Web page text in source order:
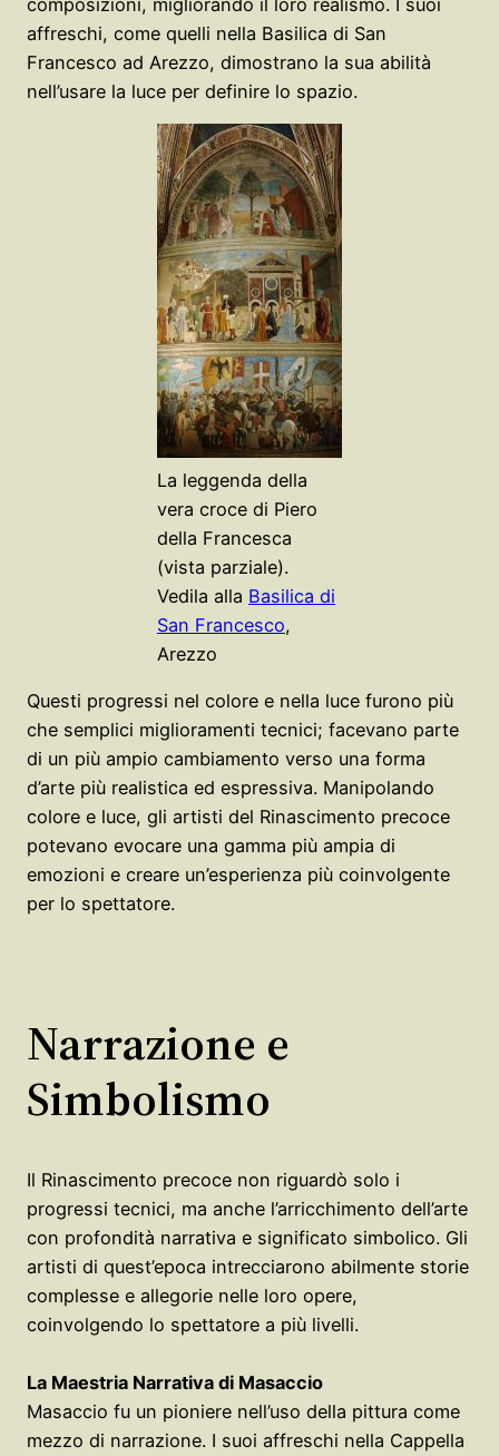
affreschi, come quelli nella Basilica di San
Francesco ad Arezzo, dimostrano la sua abilità
nell’usare la luce per definire lo spazio.
La leggenda della
vera croce di Piero
della Francesca
(vista parziale).
Vedila alla Basilica di
San Francesco,
Arezzo
Questi progressi nel colore e nella luce furono più
che semplici miglioramenti tecnici; facevano parte
di un più ampio cambiamento verso una forma
d’arte più realistica ed espressiva. Manipolando
colore e luce, gli artisti del Rinascimento precoce
potevano evocare una gamma più ampia di
emozioni e creare un’esperienza più coinvolgente
per lo spettatore.
Narrazione e
Simbolismo
Il Rinascimento precoce non riguardò solo i
progressi tecnici, ma anche l’arricchimento dell’arte
con profondità narrativa e significato simbolico. Gli
artisti di quest’epoca intrecciarono abilmente storie
complesse e allegorie nelle loro opere,
coinvolgendo lo spettatore a più livelli.
La Maestria Narrativa di Masaccio
Masaccio fu un pioniere nell’uso della pittura come
mezzo di narrazione. I suoi affreschi nella Cappella